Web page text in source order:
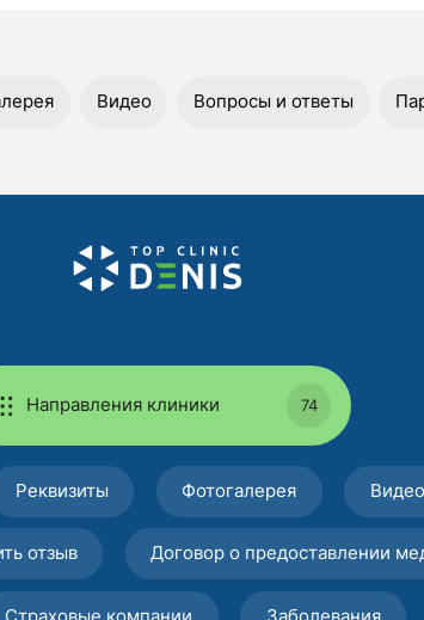
Видео Вопросы и ответы
Направления клиники 74
Реквизиты Фотогалерея Видео
отзыв Договор о предоставлении